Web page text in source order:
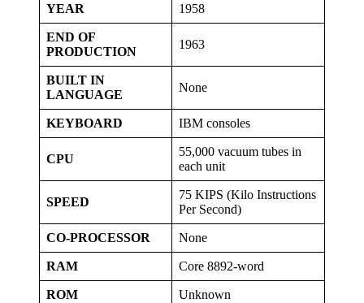
YEAR 1958
END OF
PRODUCTION
1963
BUILT IN
LANGUAGE
None
KEYBOARD IBM consoles
CPU
55,000 vacuum tubes in
each unit
SPEED
75 KIPS (Kilo Instructions
Per Second)
CO-PROCESSOR None
RAM Core 8892-word
ROM Unknown